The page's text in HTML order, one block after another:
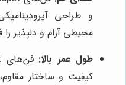
و طراحی
محیطی آرام و دلپذیر
طول عمر بالا:
کیفیت و ساختار